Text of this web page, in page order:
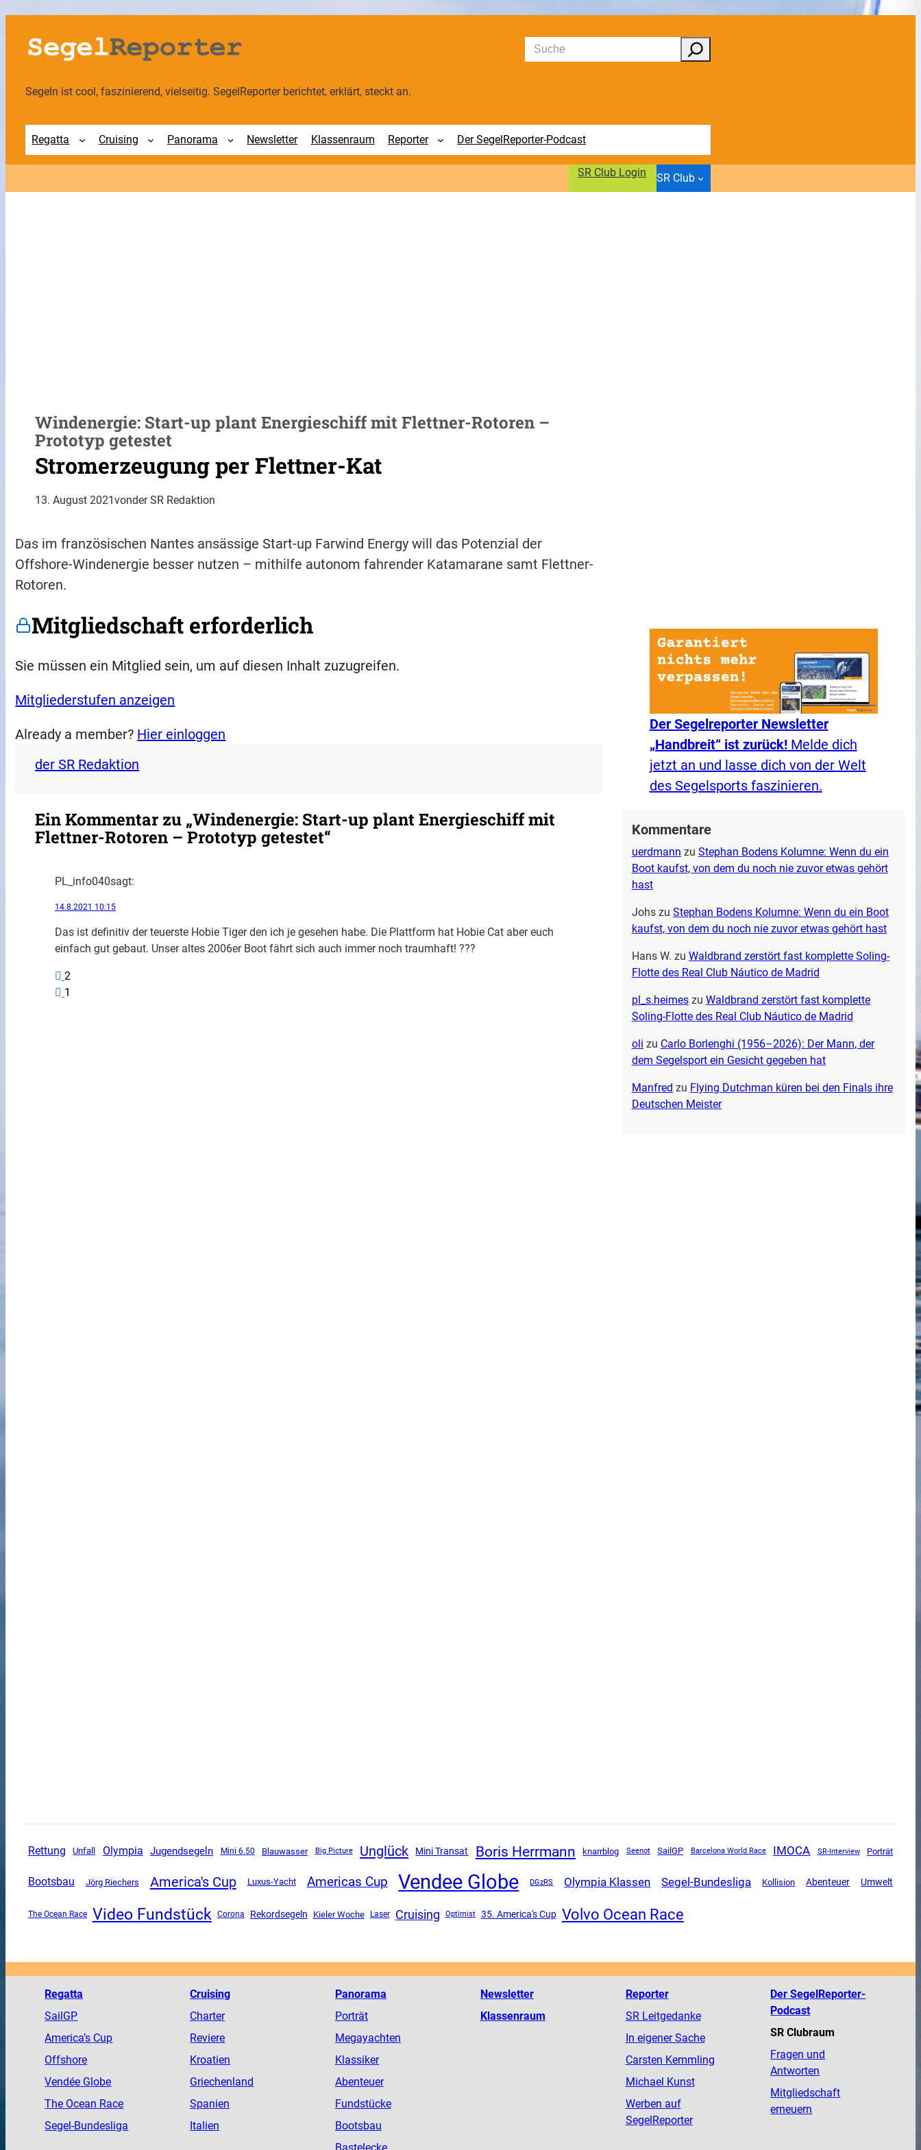
Zum
Inhalt
springen
Suchen
Segeln ist cool, faszinierend, vielseitig. SegelReporter berichtet, erklärt, steckt an.
Regatta Cruising Panorama Newsletter Klassenraum Reporter Der SegelReporter-Podcast
SR Club Login SR Club
Windenergie: Start-up plant Energieschiff mit Flettner-Rotoren –
Prototyp getestet
Stromerzeugung per Flettner-Kat
13. August 2021vonder SR Redaktion
Das im französischen Nantes ansässige Start-up Farwind Energy will das Potenzial der
Offshore-Windenergie besser nutzen – mithilfe autonom fahrender Katamarane samt Flettner-
Rotoren.
Mitgliedschaft erforderlich
Sie müssen ein Mitglied sein, um auf diesen Inhalt zuzugreifen.
Mitgliederstufen anzeigen
Already a member? Hier einloggen
der SR Redaktion
Ein Kommentar zu „Windenergie: Start-up plant Energieschiff mit
Flettner-Rotoren – Prototyp getestet“
PL_info040sagt:
14.8.2021 10:15
Das ist definitiv der teuerste Hobie Tiger den ich je gesehen habe. Die Plattform hat Hobie Cat aber euch
einfach gut gebaut. Unser altes 2006er Boot fährt sich auch immer noch traumhaft! ???
2
1
Der Segelreporter Newsletter
„Handbreit“ ist zurück!Melde dich
jetzt an und lasse dich von der Welt
des Segelsports faszinieren.
Kommentare
uerdmann zu Stephan Bodens Kolumne: Wenn du ein
Boot kaufst, von dem du noch nie zuvor etwas gehört
hast
Johszu Stephan Bodens Kolumne: Wenn du ein Boot
kaufst, von dem du noch nie zuvor etwas gehört hast
Hans W. zu Waldbrand zerstört fast komplette Soling-
Flotte des Real Club Náutico de Madrid
pl_s.heimeszu Waldbrand zerstört fast komplette
Soling-Flotte des Real Club Náutico de Madrid
oli zu Carlo Borlenghi (1956–2026): Der Mann, der
dem Segelsport ein Gesicht gegeben hat
Manfred zu Flying Dutchman küren bei den Finals ihre
Deutschen Meister
Rettung Unfall Olympia Jugendsegeln Mini 6.50 Blauwasser Big Picture Unglück Mini Transat Boris Herrmann knarrblog Seenot SailGP Barcelona World Race IMOCA SR-Interview Porträt
Bootsbau Jörg Riechers America's Cup Luxus-Yacht Americas Cup Vendee Globe DGzRS Olympia Klassen Segel-Bundesliga Kollision Abenteuer Umwelt
The Ocean Race Video Fundstück Corona Rekordsegeln Kieler Woche Laser Cruising Optimist 35. America's Cup Volvo Ocean Race
Regatta
SailGP
America’s Cup
Offshore
Vendée Globe
The Ocean Race
Segel-Bundesliga
Cruising
Charter
Reviere
Kroatien
Griechenland
Spanien
Italien
Panorama
Porträt
Megayachten
Klassiker
Abenteuer
Fundstücke
Bootsbau
Newsletter
Klassenraum
Reporter
SR Leitgedanke
In eigener Sache
Carsten Kemmling
Michael Kunst
Werben auf
SegelReporter
Der SegelReporter-
Podcast
SR Clubraum
Fragen und
Antworten
Mitgliedschaft
erneuern